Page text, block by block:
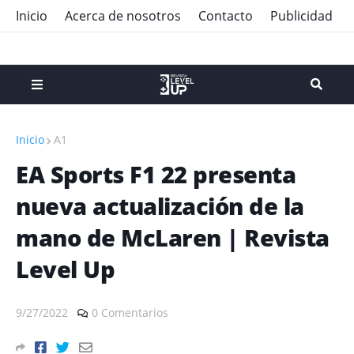
Inicio Acerca de nosotros Contacto Publicidad
Inicio A1
EA Sports F1 22 presenta
nueva actualización de la
mano de McLaren | Revista
Level Up
9/27/2022 0 Comentarios